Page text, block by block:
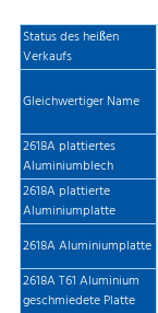
Status des heißen
Verkaufs
Gleichwertiger Name
2618A plattiertes
Aluminiumblech
2618A plattierte
Aluminiumplatte
2618A Aluminiumplatte
2618A T61 Aluminium
geschmiedete Platte